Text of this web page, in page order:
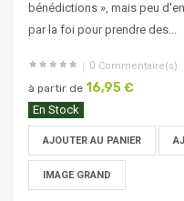
bénédictions », mais peu
par la foi pour prendre des...
0 Commentaire(s)
à partir de 16,95 €
En Stock
AJOUTER AU PANIER
IMAGE GRAND